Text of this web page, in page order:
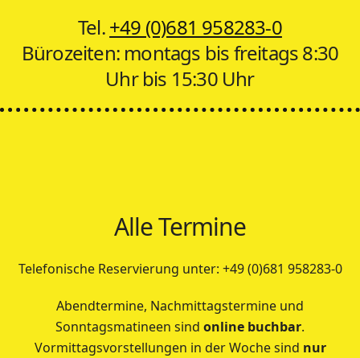
Tel.+49 (0)681 958283-0
Bürozeiten: montags bis freitags 8:30
Uhr bis 15:30 Uhr
Alle Termine
Telefonische Reservierung unter: +49 (0)681 958283-0
Abendtermine, Nachmittagstermine und
Sonntagsmatineen sind online buchbar.
Vormittagsvorstellungen in der Woche sind nur